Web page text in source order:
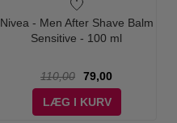
Nivea - Men After Shave Balm
Sensitive - 100 ml
110,00
79,00
LÆG I KURV